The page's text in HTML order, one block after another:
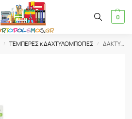
0
/ ΤΕΜΠΕΡΕΣ κ ΔΑΧΤΥΛΟΜΠΟΓΙΕΣ / ΔΑΚΤΥΛΟΜΠΟΓΙΕΣ CMP PRIMO 25gr ΣΕΤ (6 τμχ)